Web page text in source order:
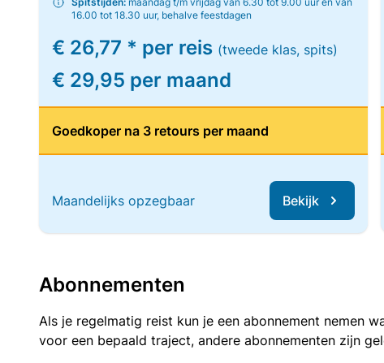
16.00 tot 18.30 uur, behalve feestdagen
€ 26,77 * per reis (tweede klas, spits)
€ 29,95 per maand
Goedkoper na 3 retours per maand
Maandelijks opzegbaar Bekijk
Abonnementen
Als je regelmatig reist kun je een abonnement nemen
voor een bepaald traject, andere abonnementen zijn